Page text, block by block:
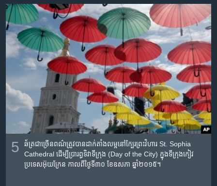
5
ឆ័ត្រ​ជា​ច្រើន​ពណ៌​ត្រូវ​បាន​ដាក់​តាំង​លម្អ​នៅ​ក្បែរ​ព្រះវិហារ​ St. Sophia
Cathedral ដើម្បី​ប្រារព្ធ​ទិវា​ទីក្រុង​ (Day of the City) ក្នុង​ទីក្រុងកៀវ
ប្រទេស​អ៊ុយ​ក្រែន​ កាល​ពី​ថ្ងៃ​ទី​៣០ ខែ​ឧសភា​ ឆ្នាំ​២០១៥។